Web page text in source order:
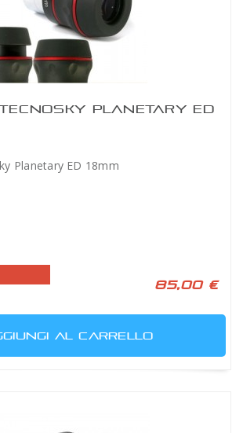
PLANETARY ED
Planetary ED 18mm
85,00 €
AL CARRELLO